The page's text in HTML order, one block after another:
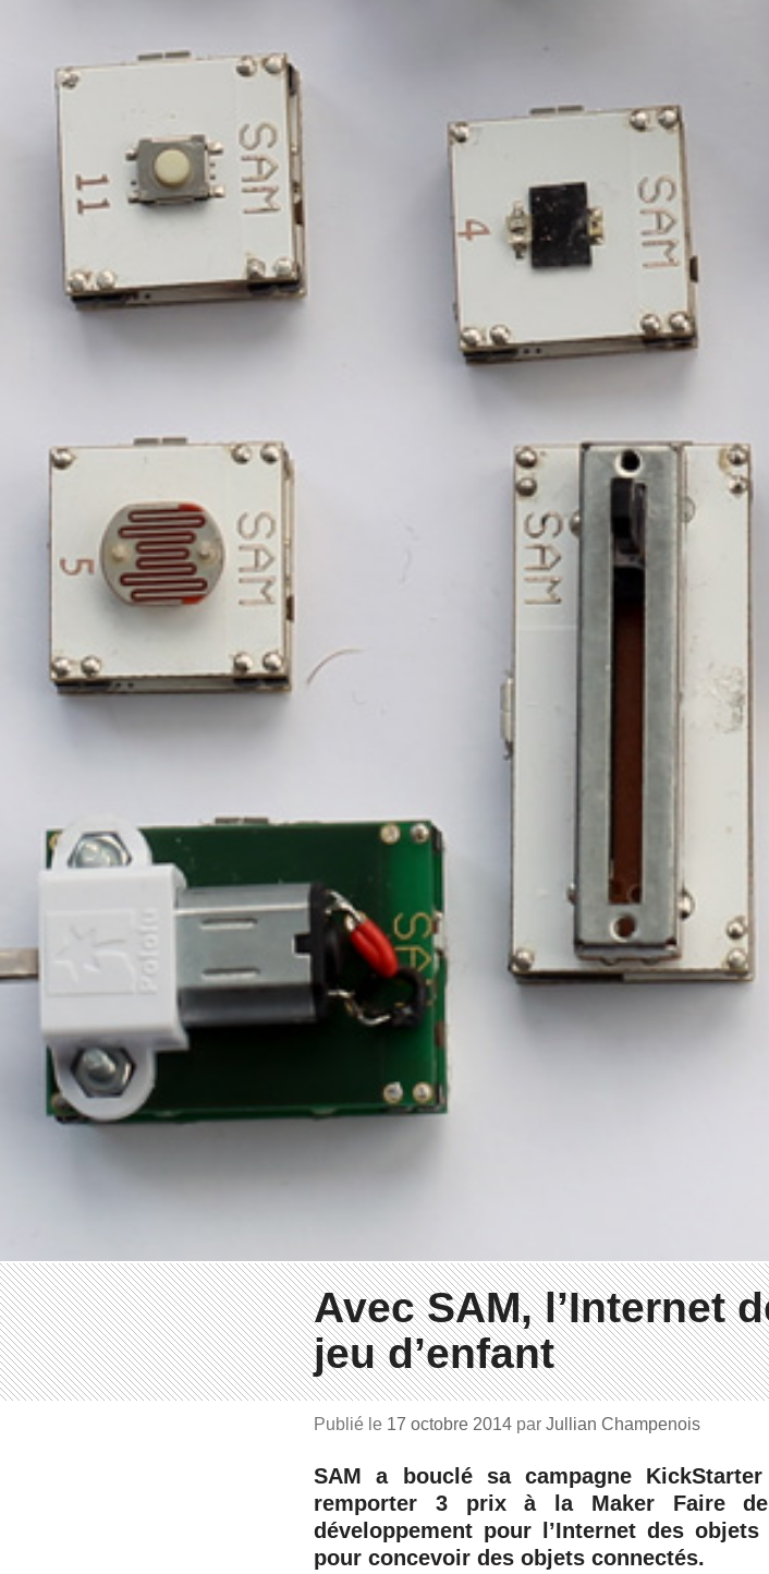
Avec SAM, l’Internet
jeu d’enfant
Publié le 17 octobre 2014 par Jullian Champenois
SAM a bouclé sa campagne
remporter 3 prix à la Maker Faire
développement pour l’Internet des
pour concevoir des objets connectés.